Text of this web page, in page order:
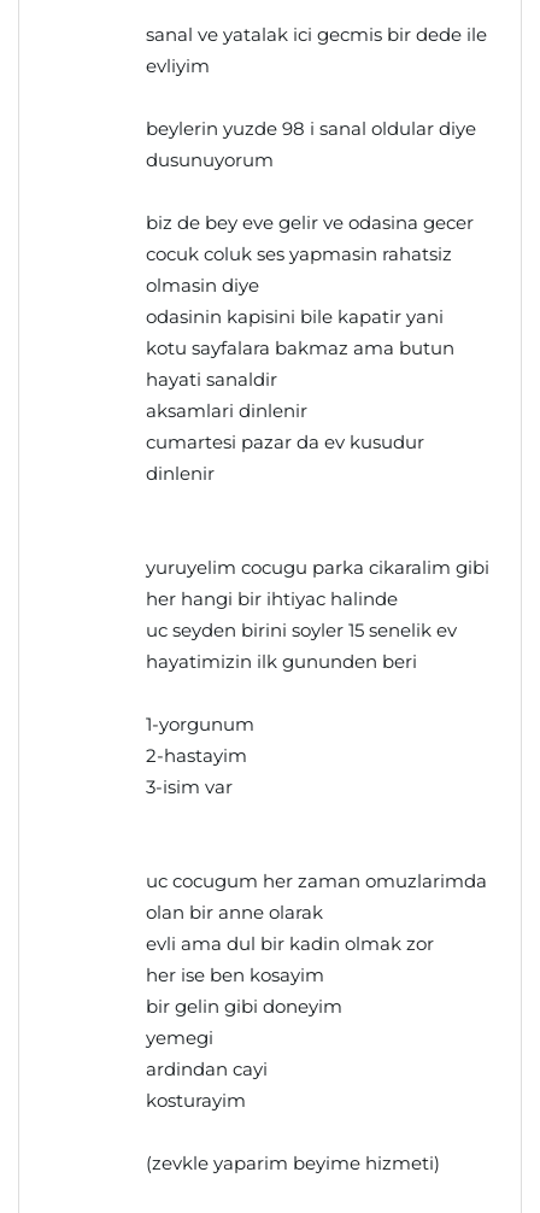
sanal ve yatalak ici gecmis bir dede ile
evliyim
beylerin yuzde 98 i sanal oldular diye
dusunuyorum
biz de bey eve gelir ve odasina gecer
cocuk coluk ses yapmasin rahatsiz
olmasin diye
odasinin kapisini bile kapatir yani
kotu sayfalara bakmaz ama butun
hayati sanaldir
aksamlari dinlenir
cumartesi pazar da ev kusudur
dinlenir
yuruyelim cocugu parka cikaralim gibi
her hangi bir ihtiyac halinde
uc seyden birini soyler 15 senelik ev
hayatimizin ilk gununden beri
1-yorgunum
2-hastayim
3-isim var
uc cocugum her zaman omuzlarimda
olan bir anne olarak
evli ama dul bir kadin olmak zor
her ise ben kosayim
bir gelin gibi doneyim
yemegi
ardindan cayi
kosturayim
(zevkle yaparim beyime hizmeti)